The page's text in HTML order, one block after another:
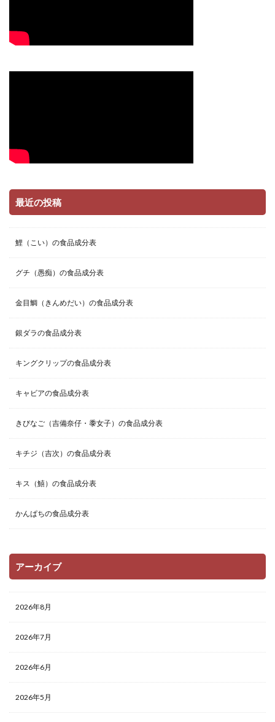
最近の投稿
鯉（こい）の食品成分表
グチ（愚痴）の食品成分表
金目鯛（きんめだい）の食品成分表
銀ダラの食品成分表
キングクリップの食品成分表
キャビアの食品成分表
きびなご（吉備奈仔・黍女子）の食品成分表
キチジ（吉次）の食品成分表
キス（鱚）の食品成分表
かんぱちの食品成分表
アーカイブ
2026年8月
2026年7月
2026年6月
2026年5月